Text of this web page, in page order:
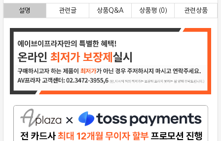
설명 관련글 상품Q&A 상품평 (0) 관련상품